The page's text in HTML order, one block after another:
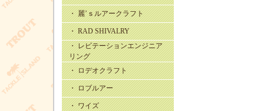
・ 麗’ｓルアークラフト
・ RAD SHIVALRY
・ レビテーションエンジニア
リング
・ ロデオクラフト
・ ロブルアー
・ ワイズ